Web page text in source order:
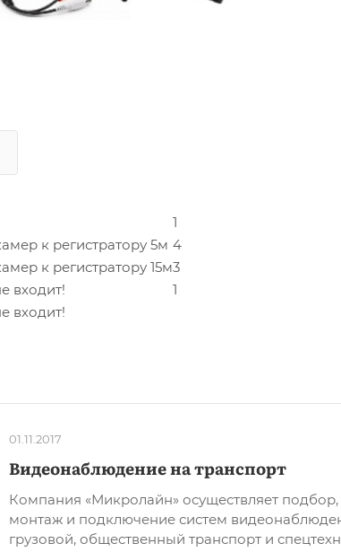
1
к регистратору 5м 4
к регистратору 15м3
входит!
1
входит!
01.11.2017
Видеонаблюдение на транспорт
Компания «Микролайн» осуществляет подбор,
монтаж и подключение систем
грузовой, общественный транспорт и